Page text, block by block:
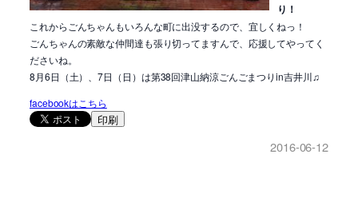
り！
これからごんちゃんもいろんな町に出没するので、宜しくねっ！
ごんちゃんの素敵な仲間達も張り切ってますんで、応援してやってく
ださいね。
8月6日（土）、7日（日）は第38回津山納涼ごんごまつりin吉井川♫
facebookはこちら
印刷
2016-06-12